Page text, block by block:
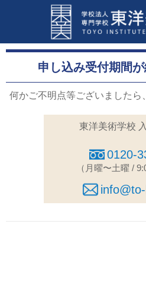
申し込み受付期間が
何かご不明点等ございましたら
東洋美術学校
0120-
（月曜〜土曜 /